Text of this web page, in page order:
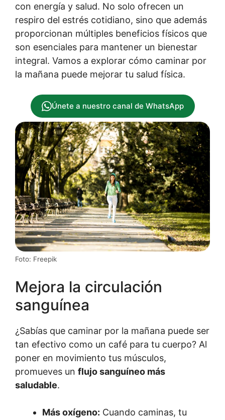
con energía y salud. No solo ofrecen un
respiro del estrés cotidiano, sino que además
proporcionan múltiples beneficios físicos que
son esenciales para mantener un bienestar
integral. Vamos a explorar cómo caminar por
la mañana puede mejorar tu salud física.
Únete a nuestro canal de WhatsApp
Foto: Freepik
Mejora la circulación
sanguínea
¿Sabías que caminar por la mañana puede ser
tan efectivo como un café para tu cuerpo? Al
poner en movimiento tus músculos,
promueves un flujo sanguíneo más
saludable.
Más oxígeno: Cuando caminas, tu